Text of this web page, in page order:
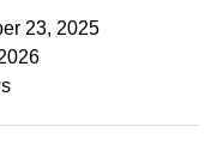
23, 2025